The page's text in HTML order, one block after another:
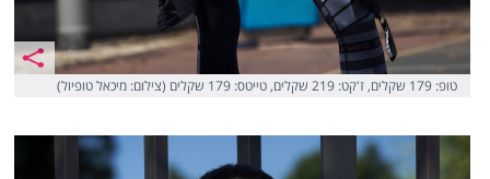
טופ: 179 שקלים, ז'קט: 219 שקלים, טייטס: 179 שקלים (צילום: מיכאל טופיול)